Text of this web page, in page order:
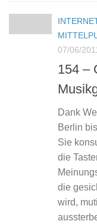
07/06/
154 –
Dank
Berlin
Sie
die
die
wird,